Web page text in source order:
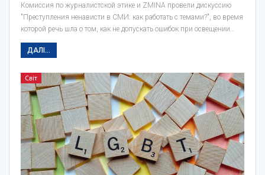
Комиссия по журналистской этике и ZMINA провели дискуссию
"Преступления ненависти в СМИ: как работать с темами?", во время
которой речь шла о том, как не допускать ошибок при освещении…
ДАЛІ...
Світ